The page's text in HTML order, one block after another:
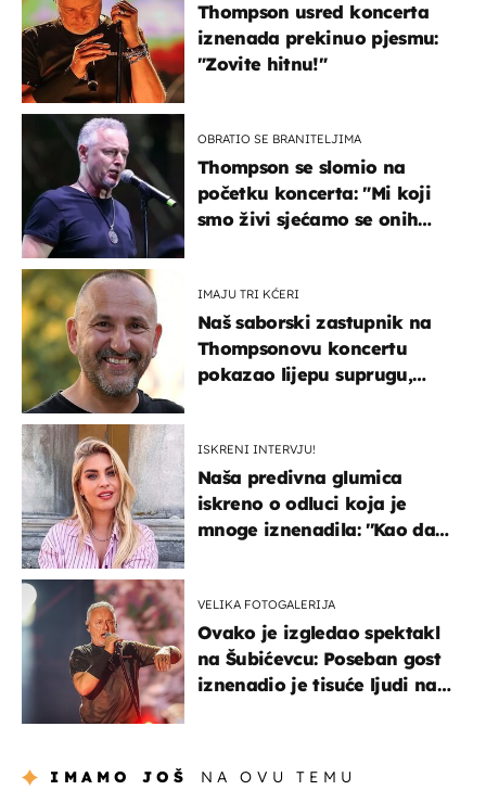
Thompson usred koncerta
iznenada prekinuo pjesmu:
"Zovite hitnu!"
OBRATIO SE BRANITELJIMA
Thompson se slomio na
početku koncerta: "Mi koji
smo živi sjećamo se onih
IMAJU TRI KĆERI
Naš saborski zastupnik na
Thompsonovu koncertu
pokazao lijepu suprugu,
ISKRENI INTERVJU!
Naša predivna glumica
iskreno o odluci koja je
mnoge iznenadila: ''Kao da
VELIKA FOTOGALERIJA
Ovako je izgledao spektakl
na Šubićevcu: Poseban gost
iznenadio je tisuće ljudi na
IMAMO JOŠ NA OVU TEMU